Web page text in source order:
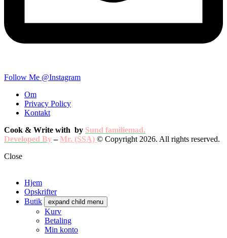
Follow Me @Instagram
Om
Privacy Policy
Kontakt
Cook & Write with by Sund familiemad.
Developed By–Mr. (SSA) © Copyright 2026. All rights reserved.
Close
Hjem
Opskrifter
Butik
expand child menu
Kurv
Betaling
Min konto